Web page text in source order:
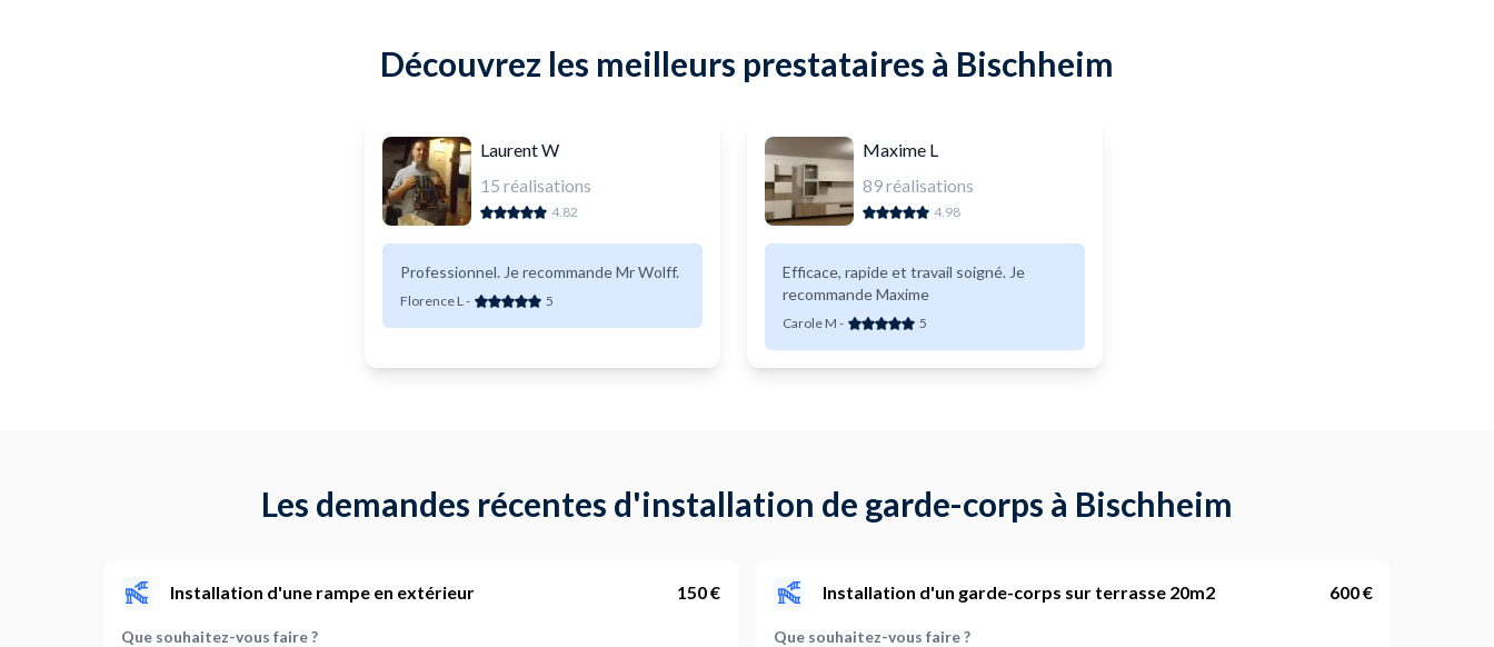
Découvrez les meilleurs prestataires à Bischheim
Laurent W
15 réalisations
4.82
Professionnel. Je recommande Mr Wolff.
Florence L- 5
Maxime L
89réalisations
4.98
Efficace, rapide et travail soigné. Je
recommande Maxime
Carole M - 5
Les demandes récentes d'installation de garde-corps à Bischheim
Installation d'une rampe en extérieur 150 €
Que souhaitez-vous faire ?
Installation d'un garde-corps sur terrasse 20m2 600 €
Que souhaitez-vous faire ?